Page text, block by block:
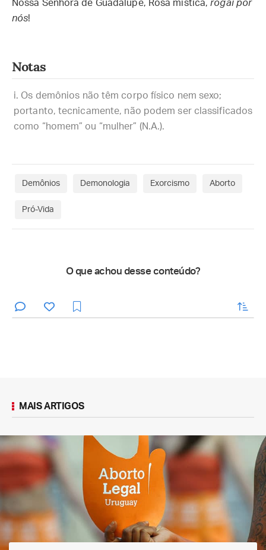
Nossa Senhora de Guadalupe, Rosa mística,rogai por
nós!
Notas
Os demônios não têm corpo físico nem sexo;
portanto, tecnicamente, não podem ser classificados
como “homem” ou “mulher” (N.A.).
Demônios Demonologia Exorcismo Aborto
Pró-Vida
O que achou desse conteúdo?
enviar
MAIS ARTIGOS